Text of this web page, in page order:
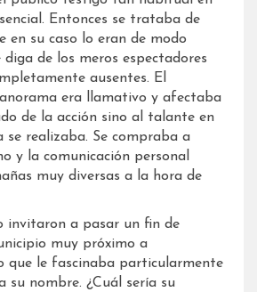
Entonces se trataba de
en su caso lo eran de modo
de los meros espectadores
ausentes. El
era llamativo y afectaba
de la acción sino al talante en
se realizaba. Se compraba a
y la comunicación personal
muy diversas a la hora de
invitaron a pasar un fin de
muy próximo a
que le fascinaba particularmente
su nombre. ¿Cuál sería su